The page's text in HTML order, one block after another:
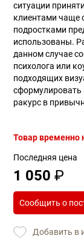
ситуации
клиентами чаще
подростками
использованы.
данном случае
психолога или
подходящих
ракурс в
Товар временно
Последняя цена
1 050 ₽
Сообщить о
Добавить в